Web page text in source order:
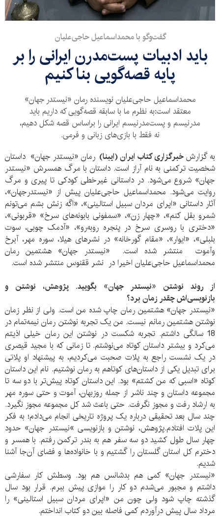
گفت‌وگو با محمداسماعیل حاجی‌علیان
باید ادبیات پست‌مدرن ایرانی را بر
پایه قصه‌گویی بنا کنیم
محمداسماعیل حاجی‌علیان نویسنده رمان «نیستدر جهان»
معتقد است:به نظرم ما با سابقه قصه‌گویی که داریم باید
مدرنیسم و پست‌مدرنیسم ایرانی را براساس قصه شکل دهیم،
نه فقط با بازی‌های زبانی و فرمی.
به گزارشخبرگزاری کتاب ایران (ایبنا) رمان «نیستدر جهان» داستان
شخصیت ترکمنی به نام آراز است. داستان با مرگ همسرش «نیستدر
جهان» شروع می‌شود. در داستانی غیرخطی کودکی تا پیری و مرگ
روایت می‌شود. محمداسماعیل حاجی‌علیان پیش از «نیستدرجهان»،
آثار داستانی «اپرای مردان سبیل استالینی»، «اگه زنش بشم می‌تونم
شمرو بقل کنم»، «چهار زن»، «سمفونی بابونه‌های سرخ» «قربونی»،
«دختری با روسری سرخ در پنجره روبه‌رو»، «آدمک چوبی، سوت
بلبلی»، «ایوار»، «مقام گورخانه» در نشر‌های هیلا، سوره مهر، آبرخ
وآموت منتشر شده است. «نیستدر جهان» هشتمین رمان
محمداسماعیل حاجی‌علیان اخیرا در نشر ققنوس منتشر شده است.
از روند نوشتن «نیستدر جهان» بگویید. پژوهش، نوشتن و
بازنویسی‌اش چقدر زمان برد؟
«نیستدر جهان» هشتمین رمان چاپ شده من است. ولی از نظر زمان
نوشتن هشتمین رمانم نیست. من یک تجربه نوشتن رمان نیمه‌تمام در
18 سالگی داشتم. تجربه شکست در نوشتن این رمان خیلی اذیتم
می‌کرد و بیشتر داستان کوتاه می‌نوشتم. تا زمانی که با مجید قیصری
در یک نشست راجع به پلات صحبت می‌کردیم، به پیشنهاد او پلاتی
برای تبدیل یکی از داستان‌های کوتاهم به رمان نوشتیم. نام این داستان
کوتاه «اسبی که من کشتم» بود. این داستان کوتاه پیش‌تر با دو سه تا
مجموعه داستان و چند ناشر از جمله روزبهان، آموت و حتی سوره مهر
به ارشاد رفت و مجوز نگرفت. حتی باعث شد کل مجموعه مجوز نگیرد.
چند سال بعد تحقیقی درباره یک پروژه تاریخی انجام می‌دادم؛ به فکر
این پلات افتادم.پژوهش، نوشتن و بازنویسی‌ »نیستدر جهان» حدود
چهار سال طول کشید دو سه سفر هم به بندر ترکمن رفتم. با همسر و
دخترم کل استان گلستان را گشتیم و با خانواده‌ها و فضای آن‌جا آشنا
شدیم.
«نیستدر جهان» کمی هم بدشانس هم بود. وسطش کار سفارشی
داشتم و مجبور می‌شدم دو کار را موازی پیش ببرم. قرار بود سال
گذشته چاپ شود ولی چون من «اپرای مردان سبیل استالینی» را
مرداد سال پیش درآوردم کمی فاصله بین دو کتاب انداختم.